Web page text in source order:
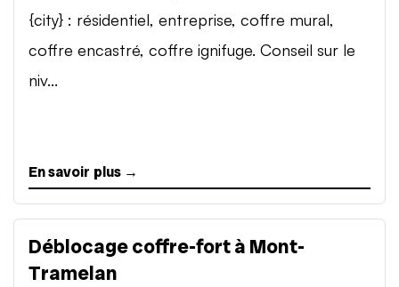
{city} : résidentiel, entreprise, coffre mural,
coffre encastré, coffre ignifuge. Conseil sur le
niv...
En savoir plus →
Déblocage coffre-fort à Mont-
Tramelan